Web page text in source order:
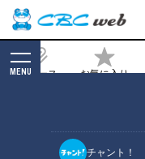
ニュース お気に入り
MENU
チャント！
ぐ！？“もう一